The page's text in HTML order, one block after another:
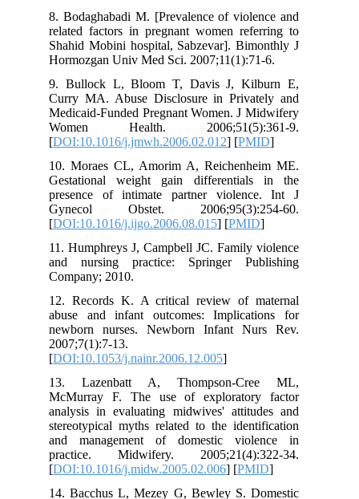
8. Bodaghabadi M. [Prevalence of violence and
related factors in pregnant women referring to
Shahid Mobini hospital, Sabzevar]. Bimonthly J
Hormozgan Univ Med Sci. 2007;11(1):71-6.
9. Bullock L, Bloom T, Davis J, Kilburn E,
Curry MA. Abuse Disclosure in Privately and
Medicaid‐Funded Pregnant Women. J Midwifery
Women Health. 2006;51(5):361-9.
[DOI:10.1016/j.jmwh.2006.02.012] [PMID
10. Moraes CL, Amorim A, Reichenheim ME.
Gestational weight gain differentials in the
presence of intimate partner violence. Int J
Gynecol Obstet. 2006;95(3):254-60.
[DOI:10.1016/j.ijgo.2006.08.015] [PMID
11. Humphreys J, Campbell JC. Family violence
and nursing practice: Springer Publishing
Company; 2010.
12. Records K. A critical review of maternal
abuse and infant outcomes: Implications for
newborn nurses. Newborn Infant Nurs Rev.
2007;7(1):7-13.
[DOI:10.1053/j.nainr.2006.12.005
13. Lazenbatt A, Thompson-Cree ML,
McMurray F. The use of exploratory factor
analysis in evaluating midwives' attitudes and
stereotypical myths related to the identification
and management of domestic violence in
practice. Midwifery. 2005;21(4):322-34.
[DOI:10.1016/j.midw.2005.02.006] [PMID
14. Bacchus L, Mezey G, Bewley S. Domestic